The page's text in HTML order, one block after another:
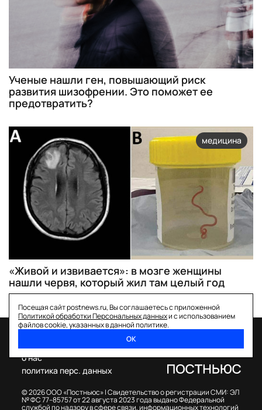
Ученые нашли ген, повышающий риск
развития шизофрении. Это поможет ее
предотвратить?
медицина
«Живой и извивается»: в мозге женщины
нашли червя, который жил там целый год
Посещая сайт postnews.ru, Вы соглашаетесь с приложенной
Политикой обработки Персональных данныхи с использованием
файлов cookie, указанных в данной политике.
ОК
© 2026 ООО «Постньюс» |Свидетельство о регистрации СМИ: ЭЛ
№ ФС 77–85757 от 22 августа 2023 года выдано Федеральной
службой по надзору в сфере связи, информационных технологий
о нас
политика перс. данных